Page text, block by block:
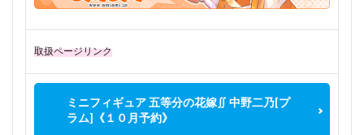
取扱ページリンク
ミニフィギュア 五等分の花嫁∬ 中野二乃[プ
ラム]《１０月予約》